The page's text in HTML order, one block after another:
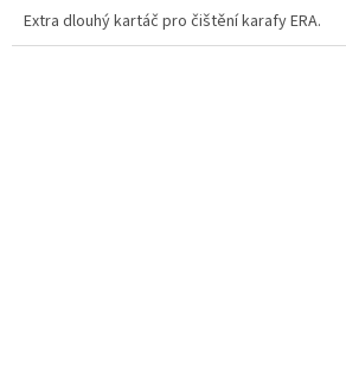
Extra dlouhý kartáč pro čištění karafy ERA.